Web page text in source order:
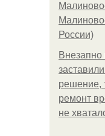
России)
Внезапно
решение,
ремонт
не